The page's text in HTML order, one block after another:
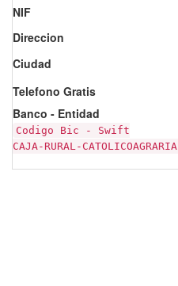
NIF
Direccion
Ciudad
Telefono Gratis
Banco - Entidad
Codigo Bic - Swift
CAJA-RURAL-CATOLICOAGRARIA